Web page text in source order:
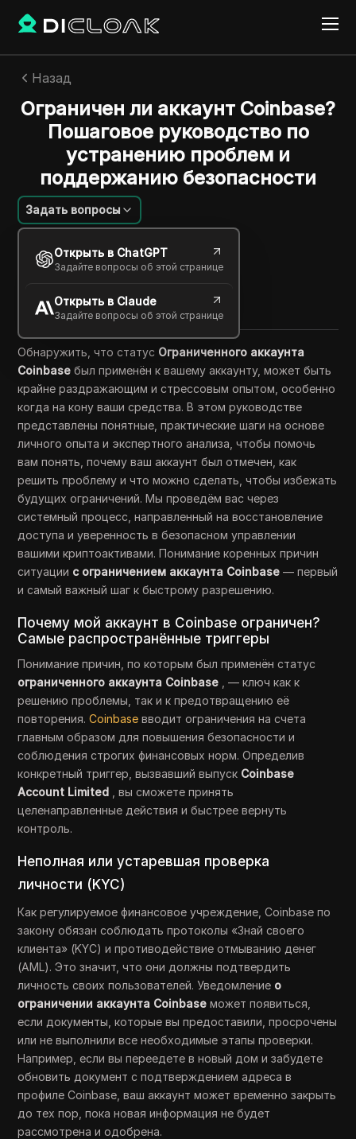
Назад
Ограничен ли аккаунт Coinbase?
Пошаговое руководство по
устранению проблем и
поддержанию безопасности
Задать вопросы
Открыть в ChatGPT
Задайте вопросы об этой странице
Открыть в Claude
Задайте вопросы об этой странице
Эмили Грейс Джонсон
04 янв. 2026 6 минут
Copy Link
Обнаружить, что статус Ограниченного аккаунта
Coinbase был применён к вашему аккаунту, может быть
крайне раздражающим и стрессовым опытом, особенно
когда на кону ваши средства. В этом руководстве
представлены понятные, практические шаги на основе
личного опыта и экспертного анализа, чтобы помочь
вам понять, почему ваш аккаунт был отмечен, как
решить проблему и что можно сделать, чтобы избежать
будущих ограничений. Мы проведём вас через
системный процесс, направленный на восстановление
доступа и уверенность в безопасном управлении
вашими криптоактивами. Понимание коренных причин
ситуации с ограничением аккаунта Coinbase — первый
и самый важный шаг к быстрому разрешению.
Почему мой аккаунт в Coinbase ограничен?
Самые распространённые триггеры
Понимание причин, по которым был применён статус
ограниченного аккаунта Coinbase , — ключ как к
решению проблемы, так и к предотвращению её
повторения.Coinbase вводит ограничения на счета
главным образом для повышения безопасности и
соблюдения строгих финансовых норм. Определив
конкретный триггер, вызвавший выпуск Coinbase
Account Limited , вы сможете принять
целенаправленные действия и быстрее вернуть
контроль.
Неполная или устаревшая проверка
личности (KYC)
Как регулируемое финансовое учреждение, Coinbase по
закону обязан соблюдать протоколы «Знай своего
клиента» (KYC) и противодействие отмыванию денег
(AML). Это значит, что они должны подтвердить
личность своих пользователей. Уведомление о
ограничении аккаунта Coinbase может появиться,
если документы, которые вы предоставили, просрочены
или не выполнили все необходимые этапы проверки.
Например, если вы переедете в новый дом и забудете
обновить документ с подтверждением адреса в
профиле Coinbase, ваш аккаунт может временно закрыть
до тех пор, пока новая информация не будет
рассмотрена и одобрена.